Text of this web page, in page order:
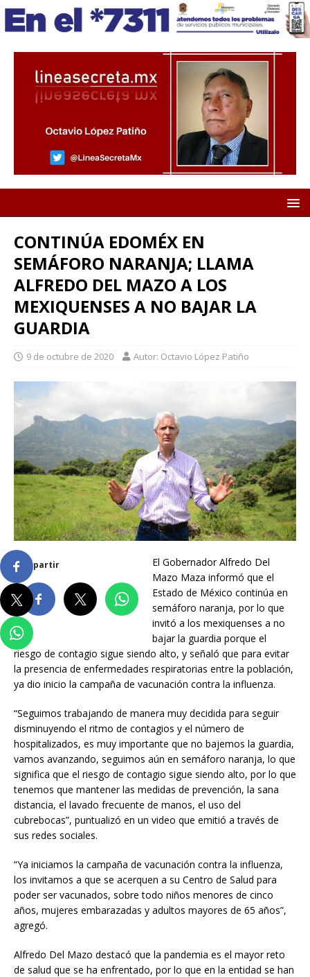
CONTINÚA EDOMÉX EN
SEMÁFORO NARANJA; LLAMA
ALFREDO DEL MAZO A LOS
MEXIQUENSES A NO BAJAR LA
GUARDIA
9 de octubre de 2020 Autor: Octavio López Patiño
Compartir
El Gobernador Alfredo Del
Mazo Maza informó que el
Estado de México continúa en
semáforo naranja, por lo que
invitó a los mexiquenses a no
bajar la guardia porque el
riesgo de contagio sigue siendo alto, y señaló que para evitar
la presencia de enfermedades respiratorias entre la población,
ya dio inicio la campaña de vacunación contra la influenza.
“Seguimos trabajando de manera muy decidida para seguir
disminuyendo el ritmo de contagios y el número de
hospitalizados, es muy importante que no bajemos la guardia,
vamos avanzando, seguimos aún en semáforo naranja, lo que
significa que el riesgo de contagio sigue siendo alto, por lo que
tenemos que mantener las medidas de prevención, la sana
distancia, el lavado frecuente de manos, el uso del
cubrebocas”, puntualizó en un video que emitió a través de
sus redes sociales.
“Ya iniciamos la campaña de vacunación contra la influenza,
los invitamos a que se acerquen a su Centro de Salud para
poder ser vacunados, sobre todo niños menores de cinco
años, mujeres embarazadas y adultos mayores de 65 años”,
agregó.
Alfredo Del Mazo destacó que la pandemia es el mayor reto
de salud que se ha enfrentado, por lo que en la entidad se han